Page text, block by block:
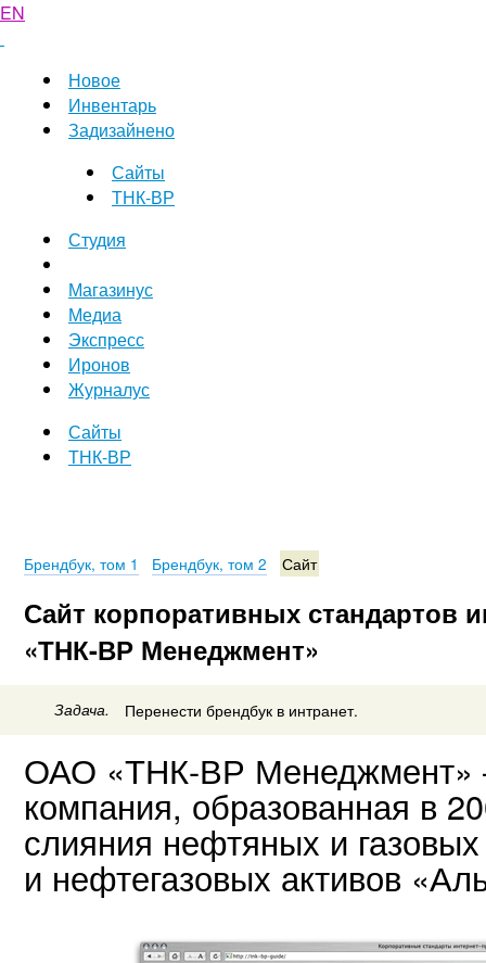
EN
Новое
Инвентарь
Задизайнено
Сайты
ТНК-ВР
Студия
Магазинус
Медиа
Экспресс
Иронов
Журналус
Сайты
ТНК-ВР
Брендбук, том 1 Брендбук, том 2 Сайт
Сайт корпоративных стандартов
«ТНК-ВР Менеджмент»
Задача. Перенести брендбук в интранет.
ОАО «ТНК-ВР Менеджмент»
компания, образованная в
слияния нефтяных и
и нефтегазовых активов